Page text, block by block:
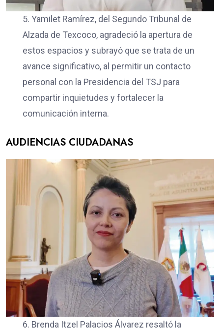
5. Yamilet Ramírez, del Segundo Tribunal de
Alzada de Texcoco, agradeció la apertura de
estos espacios y subrayó que se trata de un
avance significativo, al permitir un contacto
personal con la Presidencia del TSJ para
compartir inquietudes y fortalecer la
comunicación interna.
AUDIENCIAS CIUDADANAS
6. Brenda Itzel Palacios Álvarez resaltó la